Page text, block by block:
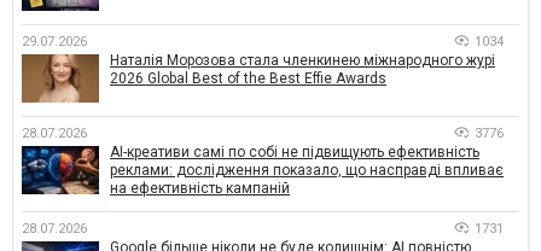
29.07.2026 1034
Наталія Морозова стала членкинею міжнародного журі
2026 Global Best of the Best Effie Awards
28.07.2026 3776
AI-креативи самі по собі не підвищують ефективність
реклами: дослідження показало, що насправді впливає
на ефективність кампаній
28.07.2026 1731
Google більше ніколи не буде колишнім: AI повністю